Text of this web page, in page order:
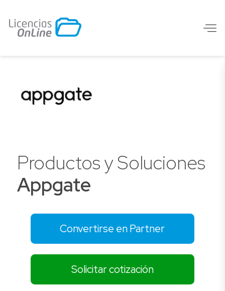
Productos y Soluciones
Appgate
Convertirse en Partner
Solicitar cotización